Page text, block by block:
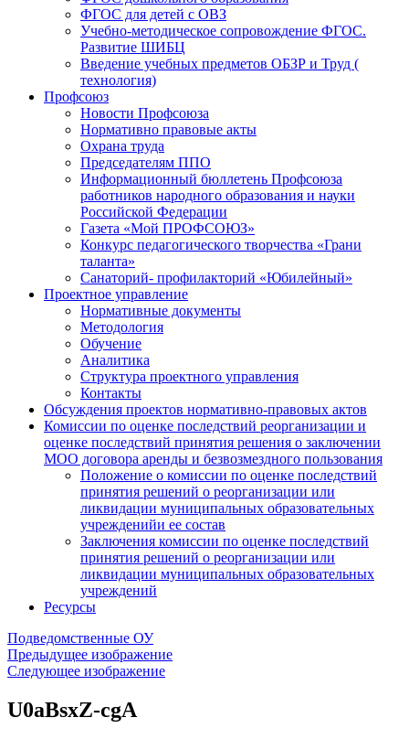
ФГОС для детей с ОВЗ
Учебно-методическое сопровождение ФГОС.
Развитие ШИБЦ
Введение учебных предметов ОБЗР и Труд (
технология)
Профсоюз
Новости Профсоюза
Нормативно правовые акты
Охрана труда
Председателям ППО
Информационный бюллетень Профсоюза
работников народного образования и науки
Российской Федерации
Газета «Мой ПРОФСОЮЗ»
Конкурс педагогического творчества «Грани
таланта»
Санаторий- профилакторий «Юбилейный»
Проектное управление
Нормативные документы
Методология
Обучение
Аналитика
Структура проектного управления
Контакты
Обсуждения проектов нормативно-правовых актов
Комиссии по оценке последствий реорганизации и
оценке последствий принятия решения о заключении
МОО договора аренды и безвозмездного пользования
Положение о комиссии по оценке последствий
принятия решений о реорганизации или
ликвидации муниципальных образовательных
учрежденийи ее состав
Заключения комиссии по оценке последствий
принятия решений о реорганизации или
ликвидации муниципальных образовательных
учреждений
Ресурсы
Подведомственные ОУ
Предыдущее изображение
Следующее изображение
U0aBsxZ-cgA